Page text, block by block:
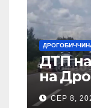
ДТП
на
СЕР 8,